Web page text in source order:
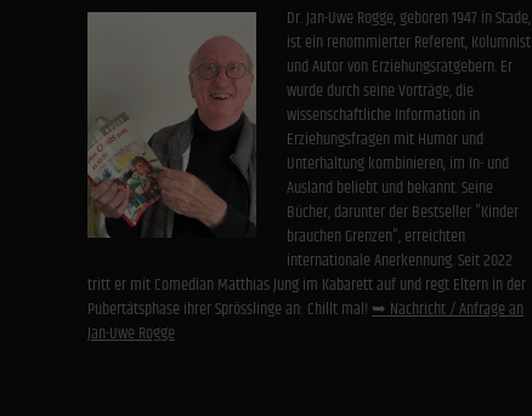
Dr. Jan-Uwe Rogge, geboren 1947 in Stade,
ist ein renommierter Referent, Kolumnist
und Autor von Erziehungsratgebern. Er
wurde durch seine Vorträge, die
wissenschaftliche Information in
Erziehungsfragen mit Humor und
Unterhaltung kombinieren, im In- und
Ausland beliebt und bekannt. Seine
Bücher, darunter der Bestseller "Kinder
brauchen Grenzen", erreichten
internationale Anerkennung. Seit 2022
tritt er mit Comedian Matthias Jung im Kabarett auf und regt Eltern in der
Pubertätsphase ihrer Sprösslinge an: Chillt mal!➥ Nachricht / Anfrage an
Jan-Uwe Rogge